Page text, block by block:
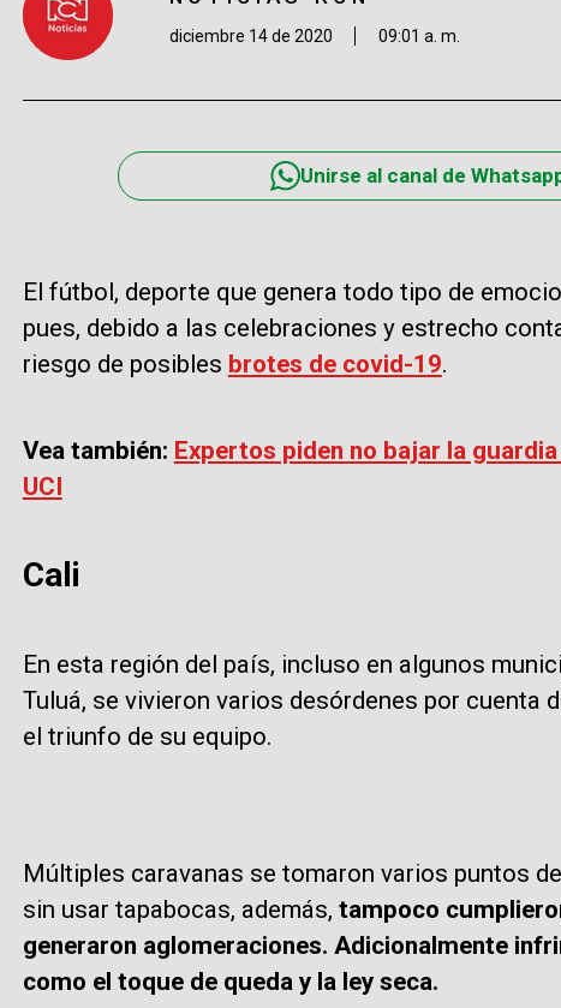
diciembre 14 de 2020 09:01 a. m.
Unirse al canal de
El fútbol, deporte que genera todo tipo de
pues, debido a las celebraciones y estrecho
riesgo de posibles brotes de covid-19.
Vea también: Expertos piden no bajar la
UCI
Cali
En esta región del país, incluso en algunos
Tuluá, se vivieron varios desórdenes por cuenta
el triunfo de su equipo.
Múltiples caravanas se tomaron varios puntos
sin usar tapabocas, además, tampoco
generaron aglomeraciones. Adicionalmente
como el toque de queda y la ley seca.